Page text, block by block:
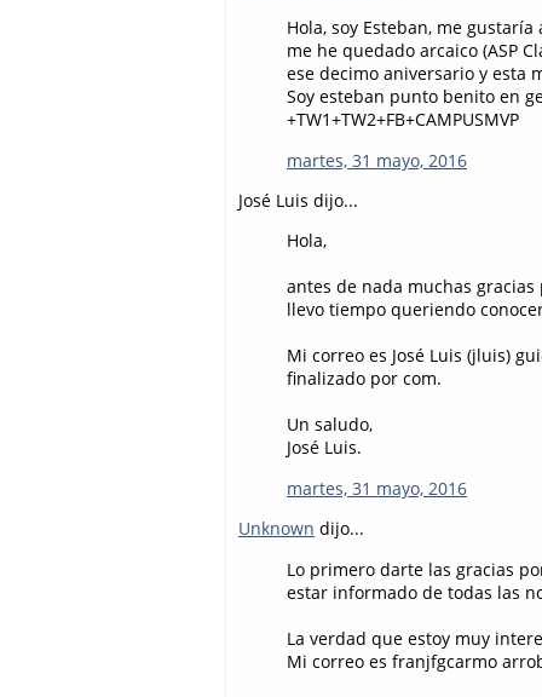
Hola, soy Esteban, me
me he quedado arcaico (ASP
ese decimo aniversario y esta
Soy esteban punto benito en
+TW1+TW2+FB+CAMPUSMVP
martes, 31 mayo, 2016
José Luis dijo...
Hola,
antes de nada muchas
llevo tiempo queriendo
Mi correo es José Luis (jluis)
finalizado por com.
Un saludo,
José Luis.
martes, 31 mayo, 2016
Unknown dijo...
Lo primero darte las gracias
estar informado de todas las
La verdad que estoy muy
Mi correo es franjfgcarmo